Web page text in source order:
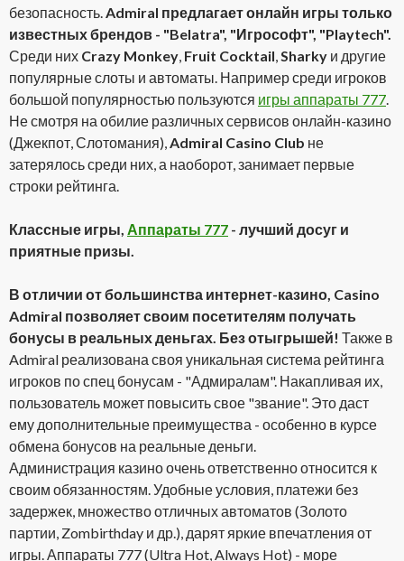
безопасность. Admiral предлагает онлайн игры только
известных брендов - "Belatra", "Игрософт", "Playtech".
Среди них Crazy Monkey Fruit Cocktail Sharky и другие
популярные слоты и автоматы. Например среди игроков
большой популярностью пользуются игры аппараты 777
Не смотря на обилие различных сервисов онлайн-казино
(Джекпот, Слотомания), Admiral Casino Club не
затерялось среди них, а наоборот, занимает первые
строки рейтинга.
Классные игры, Аппараты 777 - лучший досуг и
приятные призы.
В отличии от большинства интернет-казино, Casino
Admiral позволяет своим посетителям получать
бонусы в реальных деньгах. Без отыгрышей! Также в
Admiral реализована своя уникальная система рейтинга
игроков по спец бонусам - "Адмиралам". Накапливая их,
пользователь может повысить свое "звание". Это даст
ему дополнительные преимущества - особенно в курсе
обмена бонусов на реальные деньги.
Администрация казино очень ответственно относится к
своим обязанностям. Удобные условия, платежи без
задержек, множество отличных автоматов (Золото
партии, Zombirthday и др.), дарят яркие впечатления от
игры. Аппараты 777 (Ultra Hot, Always Hot) - море